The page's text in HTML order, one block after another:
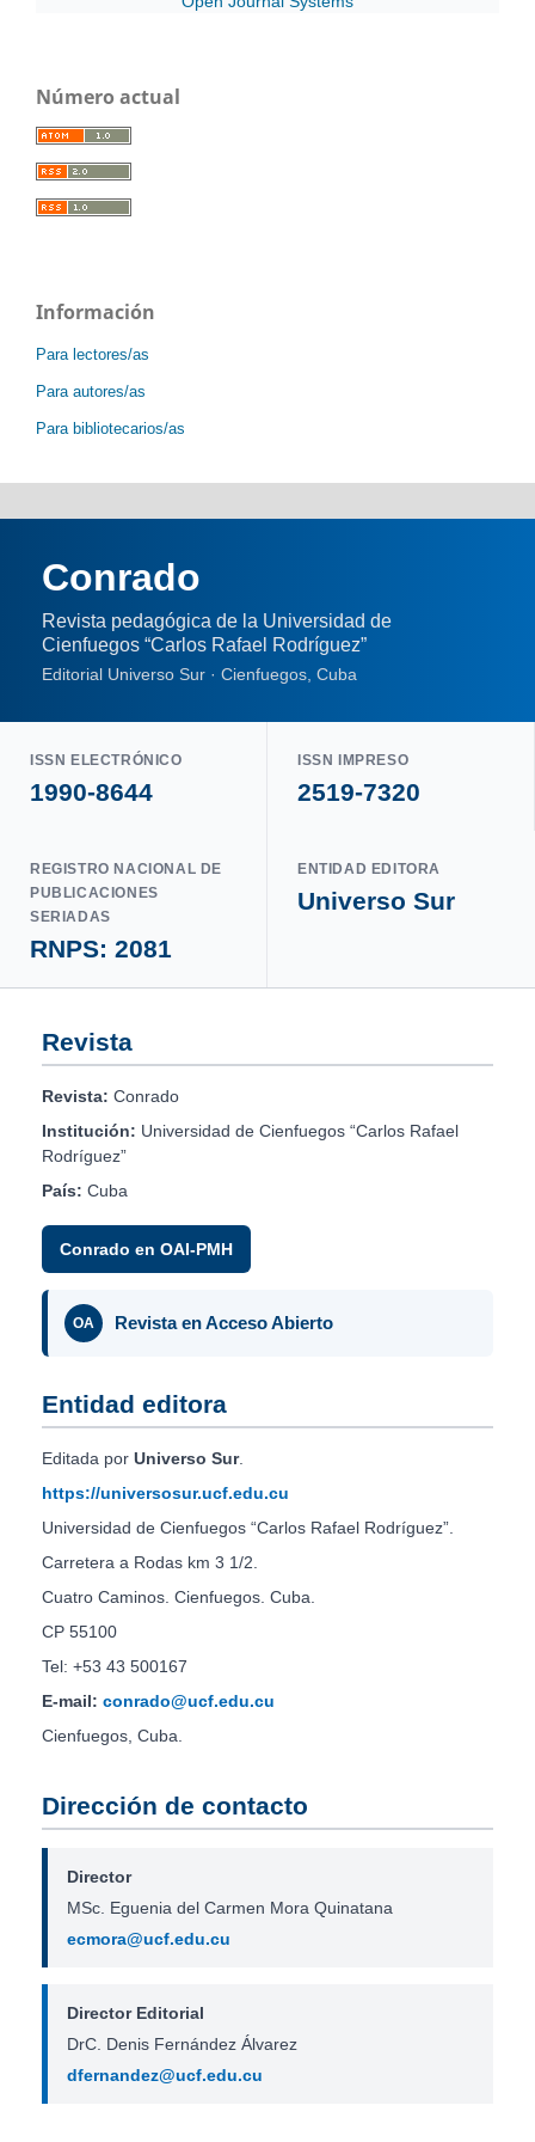
Número actual
Información
Para lectores/as
Para autores/as
Para bibliotecarios/as
Conrado
Revista pedagógica de la Universidad de
Cienfuegos “Carlos Rafael Rodríguez”
Editorial Universo Sur · Cienfuegos, Cuba
ISSN ELECTRÓNICO
1990-8644
ISSN IMPRESO
2519-7320
REGISTRO NACIONAL DE
PUBLICACIONES
SERIADAS
RNPS: 2081
ENTIDAD EDITORA
Universo Sur
Revista
Revista: Conrado
Institución: Universidad de Cienfuegos “Carlos Rafael
Rodríguez”
País: Cuba
Conrado en OAI-PMH
OA Revista en Acceso Abierto
Entidad editora
Editada por Universo Sur.
https://universosur.ucf.edu.cu
Universidad de Cienfuegos “Carlos Rafael Rodríguez”.
Carretera a Rodas km 3 1/2.
Cuatro Caminos. Cienfuegos. Cuba.
CP 55100
Tel: +53 43 500167
E-mail: conrado@ucf.edu.cu
Cienfuegos, Cuba.
Dirección de contacto
Director
MSc. Eguenia del Carmen Mora Quinatana
ecmora@ucf.edu.cu
Director Editorial
DrC. Denis Fernández Álvarez
dfernandez@ucf.edu.cu